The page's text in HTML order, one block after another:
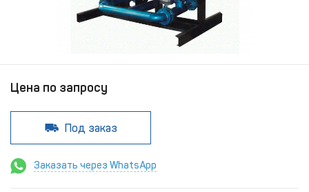
Цена по запросу
Под заказ
Заказать через WhatsApp